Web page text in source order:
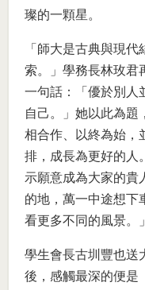
璨的一顆星。
「師大是古典與現
索。」學務長林玫君
一句話：「優於別人
自己。」她以此為題
相合作、以終為始，
排，成長為更好的人
示願意成為大家的貴
的地，萬一中途想下
看更多不同的風景。」
學生會長古圳豐也送
後，感觸最深的便是